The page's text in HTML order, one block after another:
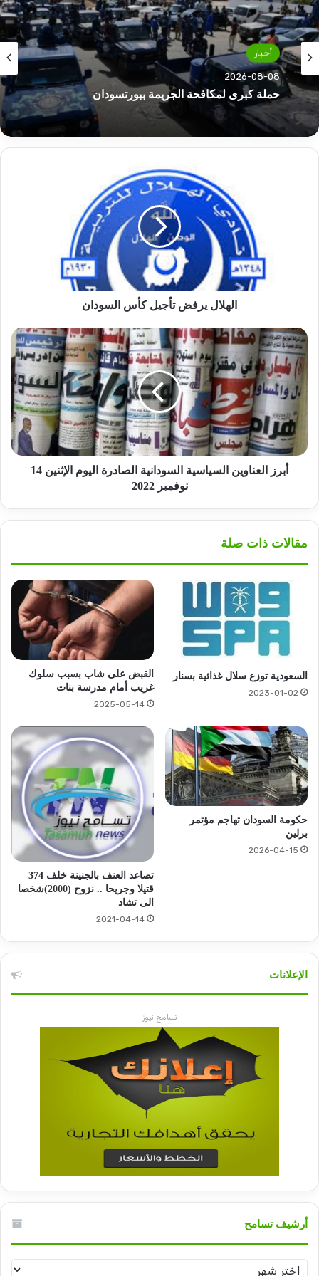
أخبار
2026-08-08
حملة كبرى لمكافحة الجريمة ببورتسودان
أخبار
2026-08-08
العثور على جثث متيبسة في طريق “الفاشر
الهلال يرفض تأجيل كأس السودان
أبرز
العناوين
السياسية
السودانية
الصادرة
اليوم
الإثنين
نوفمبر
2022
أبرز العناوين السياسية السودانية الصادرة اليوم الإثنين 14
نوفمبر 2022
مقالات ذات صلة
السعودية توزع سلال غذائية بسنار
2023-01-02
القبض على شاب بسبب سلوك
غريب أمام مدرسة بنات
2025-05-14
حكومة السودان تهاجم مؤتمر
برلين
2026-04-15
تصاعد العنف بالجنينة خلف 374
قتيلا وجريحا .. نزوح (2000)شخصا
الى تشاد
2021-04-14
الإعلانات
تسامح نيوز
أرشيف تسامح
أرشيف